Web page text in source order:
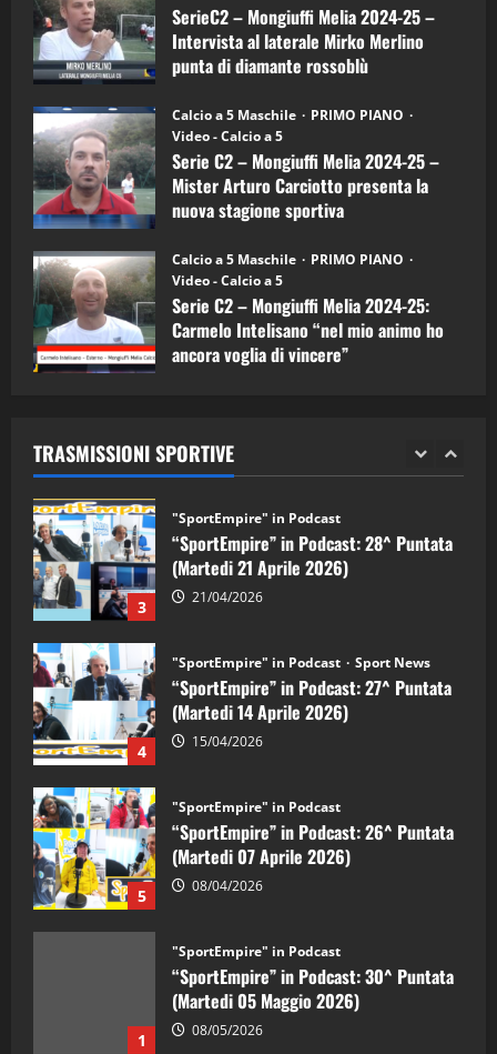
a
mister
Arturo
Carciotto
(Mongiuffi
SerieC2 – Mongiuffi Melia 2024-25 –
Intervista al laterale Mirko Merlino
punta di diamante rossoblù
Calcio a 5 Maschile
PRIMO PIANO
Video - Calcio a 5
Serie C2 – Mongiuffi Melia 2024-25 –
Mister Arturo Carciotto presenta la
nuova stagione sportiva
Calcio a 5 Maschile
PRIMO PIANO
Video - Calcio a 5
Serie C2 – Mongiuffi Melia 2024-25:
Carmelo Intelisano “nel mio animo ho
ancora voglia di vincere”
TRASMISSIONI SPORTIVE
4 15/04/2026
5
“SportEmpire” in Podcast: 26^ Puntata
(Martedi 07 Aprile 2026)
08/04/2026
1
“SportEmpire” in Podcast: 30^ Puntata
(Martedi 05 Maggio 2026)
08/05/2026
2 28/04/2026
3
"SportEmpire" in Podcast
“SportEmpire” in Podcast: 28^ Puntata
(Martedi 21 Aprile 2026)
21/04/2026
4
"SportEmpire" in Podcast Sport News
“SportEmpire” in Podcast: 27^ Puntata
(Martedi 14 Aprile 2026)
15/04/2026
5
"SportEmpire" in Podcast
“SportEmpire” in Podcast: 26^ Puntata
(Martedi 07 Aprile 2026)
08/04/2026
1
"SportEmpire" in Podcast
“SportEmpire” in Podcast: 30^ Puntata
(Martedi 05 Maggio 2026)
08/05/2026